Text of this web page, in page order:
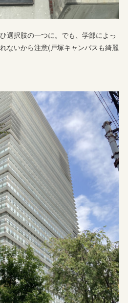
選択肢の一つに。でも、学部によっ
ないから注意(戸塚キャンパスも綺麗